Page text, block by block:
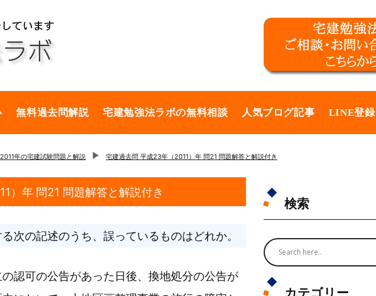
無料過去問解説 宅建勉強法ラボの無料相談 人気ブログ記事 LINE登録
年の宅建試験問題と解説 宅建過去問 平成23年（2011）年 問21 問題解答と解説付き
）年 問21 問題解答と解説付き
次の記述のうち、誤っているものはどれか。
認可の公告があった日後、換地処分の公告が
検索
カテゴリー